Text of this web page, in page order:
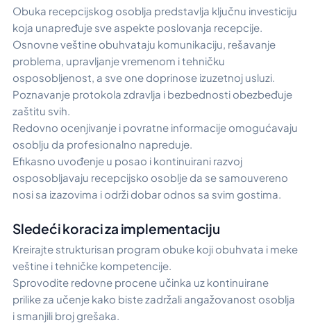
Obuka recepcijskog osoblja predstavlja ključnu investiciju
koja unapređuje sve aspekte poslovanja recepcije.
Osnovne veštine obuhvataju komunikaciju, rešavanje
problema, upravljanje vremenom i tehničku
osposobljenost, a sve one doprinose izuzetnoj usluzi.
Poznavanje protokola zdravlja i bezbednosti obezbeđuje
zaštitu svih.
Redovno ocenjivanje i povratne informacije omogućavaju
osoblju da profesionalno napreduje.
Efikasno uvođenje u posao i kontinuirani razvoj
osposobljavaju recepcijsko osoblje da se samouvereno
nosi sa izazovima i održi dobar odnos sa svim gostima.
Sledeći koraci za implementaciju
Kreirajte strukturisan program obuke koji obuhvata i meke
veštine i tehničke kompetencije.
Sprovodite redovne procene učinka uz kontinuirane
prilike za učenje kako biste zadržali angažovanost osoblja
i smanjili broj grešaka.